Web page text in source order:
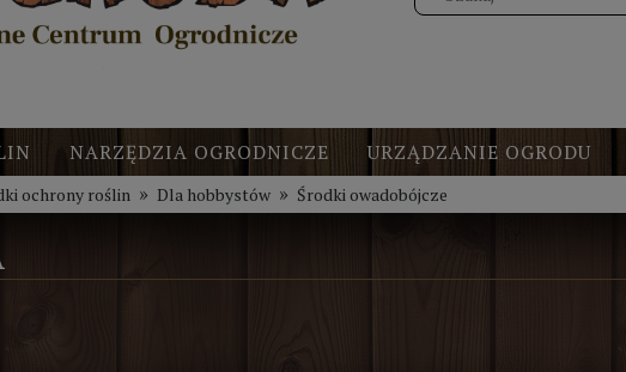
NARZĘDZIA OGRODNICZE URZĄDZANIE OGRODU
ochrony roślin » Dla hobbystów » Środki owadobójcze